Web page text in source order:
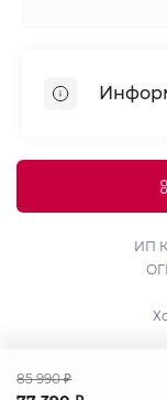
85 990 ₽
Доставка
Политика
Карта сайта
ИП